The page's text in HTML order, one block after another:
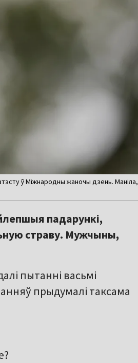
ў Міжнародны жаночы дзень. Маніла,
падарункі,
страву. Мужчыны,
пытанні васьмі
прыдумалі таксама